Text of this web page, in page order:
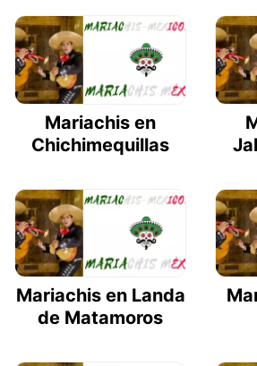
Mariachis en
Chichimequillas
Mariachis en Landa
de Matamoros